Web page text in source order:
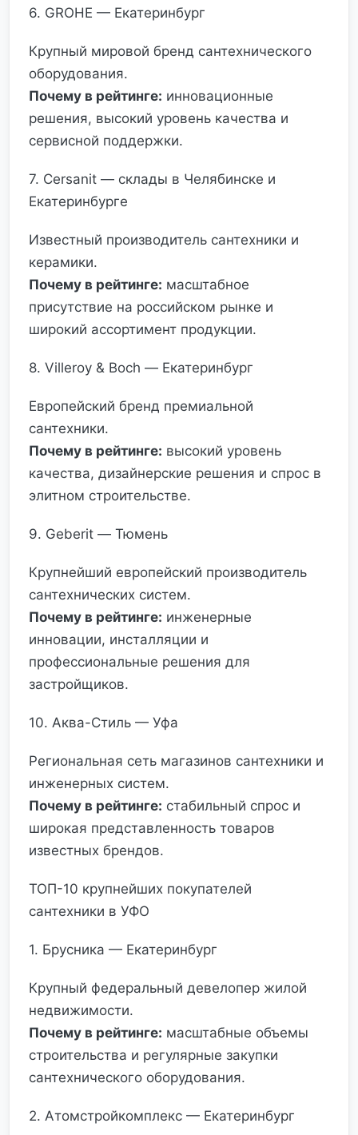
6. GROHE — Екатеринбург
Крупный мировой бренд сантехнического
оборудования.
Почему в рейтинге: инновационные
решения, высокий уровень качества и
сервисной поддержки.
7. Cersanit — склады в Челябинске и
Екатеринбурге
Известный производитель сантехники и
керамики.
Почему в рейтинге: масштабное
присутствие на российском рынке и
широкий ассортимент продукции.
8. Villeroy & Boch — Екатеринбург
Европейский бренд премиальной
сантехники.
Почему в рейтинге: высокий уровень
качества, дизайнерские решения и спрос в
элитном строительстве.
9. Geberit — Тюмень
Крупнейший европейский производитель
сантехнических систем.
Почему в рейтинге: инженерные
инновации, инсталляции и
профессиональные решения для
застройщиков.
10. Аква-Стиль — Уфа
Региональная сеть магазинов сантехники и
инженерных систем.
Почему в рейтинге: стабильный спрос и
широкая представленность товаров
известных брендов.
ТОП-10 крупнейших покупателей
сантехники в УФО
1. Брусника — Екатеринбург
Крупный федеральный девелопер жилой
недвижимости.
Почему в рейтинге: масштабные объемы
строительства и регулярные закупки
сантехнического оборудования.
2. Атомстройкомплекс — Екатеринбург